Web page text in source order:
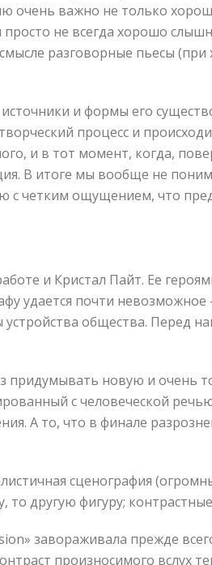
важно не только
не всегда хорошо
разговорные пьесы
и формы его
процесс и
и в тот момент, когда,
В итоге мы вообще не
с четким ощущением, что
и Кристал Пайт. Ее
удается почти
общества. Перед
новую и очень
с человеческой
А то, что в финале
сценография
другую фигуру;
завораживала прежде
произносимого вслух